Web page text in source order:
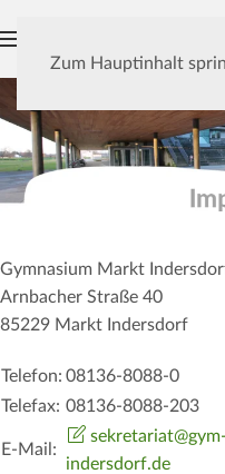
Zum Hauptinhalt
Gymnasium Markt
Arnbacher Straße 40
85229 Markt Indersdorf
Telefon: 08136-8088-0
Telefax: 08136-8088-203
E-Mail:
sekretariat@gym-
indersdorf.de